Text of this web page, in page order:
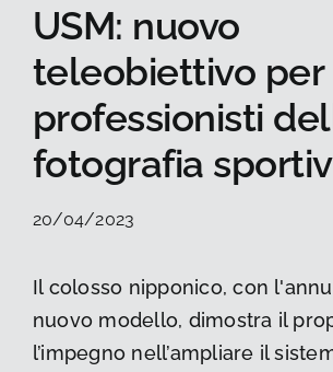
Accessori
La foto del mese
Guide
Cerca
per:
USM: nuovo
teleobiettivo per
professionisti
fotografia
20/04/2023
Il colosso nipponico, con
nuovo modello, dimostra il
l’impegno nell’ampliare il